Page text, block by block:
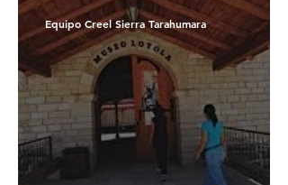
Equipo Creel Sierra Tarahumara